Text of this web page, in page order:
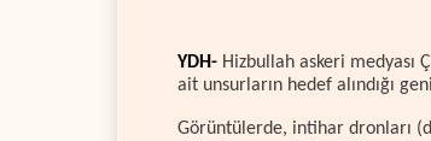
YDH- Hizbullah askeri medyası
ait unsurların hedef alındığı
Görüntülerde, intihar dronları